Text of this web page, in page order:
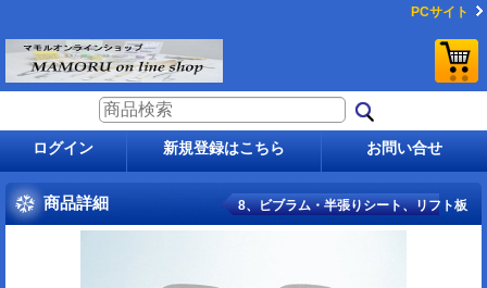
PCサイト
ログイン 新規登録はこちら お問い合せ
商品詳細 8、ビブラム・半張りシート、リフト板